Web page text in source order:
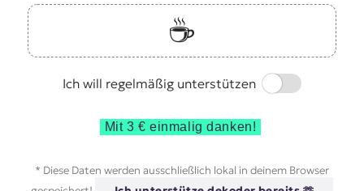
☕️
Ich will regelmäßig unterstützen
Switch
Mit 3 € einmalig danken!
* Diese Daten werden ausschließlich lokal in deinem Browser